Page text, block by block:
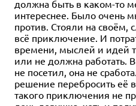
должна быть в каком-то
интереснее. Было очень
против. Стояли на своём,
всё приключение. И
времени, мыслей и идей
или не должна работать.
не посетил, она не
решение перебросить её
такого приключения не